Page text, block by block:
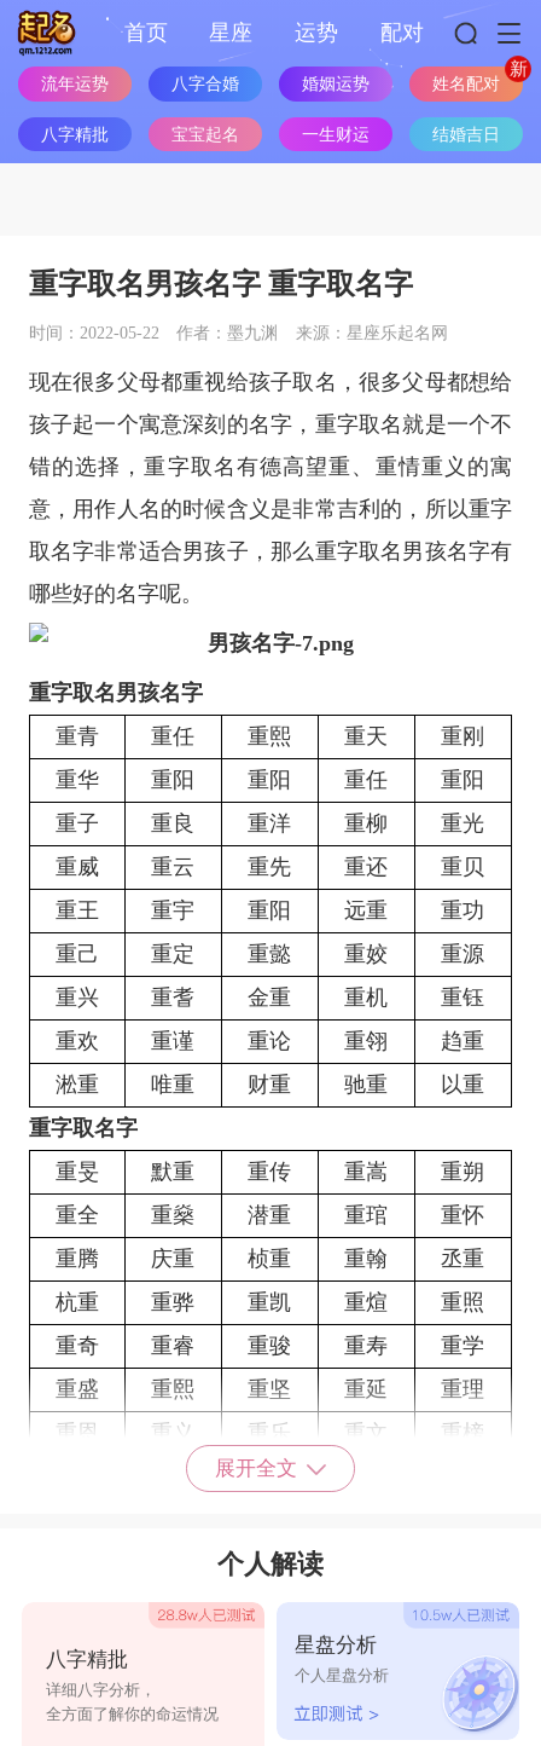
首页 星座 运势 配对
流年运势 八字合婚 婚姻运势 姓名配对
八字精批 宝宝起名 一生财运 结婚吉日
重字取名男孩名字 重字取名字
时间：2022-05-22 作者：墨九渊 来源：星座乐起名网
现在很多父母都重视给孩子取名，很多父母都想给
孩子起一个寓意深刻的名字，重字取名就是一个不
错的选择，重字取名有德高望重、重情重义的寓
意，用作人名的时候含义是非常吉利的，所以重字
取名字非常适合男孩子，那么重字取名男孩名字有
哪些好的名字呢。
重字取名男孩名字
重青
重任 重熙 重天
重刚
重华
重阳 重阳 重任
重阳
重子
重良 重洋 重柳
重光
重威
重云 重先 重还
重贝
重王
重宇 重阳 远重
重功
重己
重定 重懿 重姣
重源
重兴
重耆 金重 重机
重钰
重欢
重谨 重论 重翎
趋重
淞重
唯重 财重 驰重
以重
重字取名字
重旻
默重 重传 重嵩
重朔
重全
重燊 潜重 重琯
重怀
重腾
庆重 桢重 重翰
丞重
杭重
重骅 重凯 重煊
重照
重奇
重睿 重骏 重寿
重学
重盛
重熙 重坚 重延
重理
重恩
重义 重乐 重文
重榜
重宪 重轩 重道
重策
展开全文
个人解读
八字精批
详细八字分析，
全方面了解你的命运情况
星盘分析
个人星盘分析